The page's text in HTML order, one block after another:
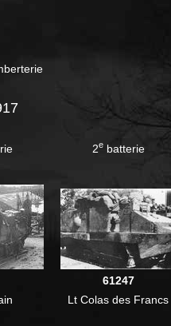
2ebatterie
61247
Lt Colas des Francs